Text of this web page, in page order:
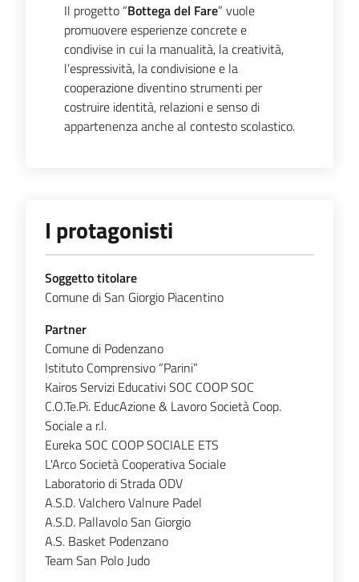
Il progetto “Bottega del Fare” vuole
promuovere esperienze concrete e
condivise in cui la manualità, la creatività,
l’espressività, la condivisione e la
cooperazione diventino strumenti per
costruire identità, relazioni e senso di
appartenenza anche al contesto scolastico.
I protagonisti
Soggetto titolare
Comune di San Giorgio Piacentino
Partner
Comune di Podenzano
Istituto Comprensivo “Parini”
Kairos Servizi Educativi SOC COOP SOC
C.O.Te.Pi. EducAzione & Lavoro Società Coop.
Sociale a r.l.
Eureka SOC COOP SOCIALE ETS
L'Arco Società Cooperativa Sociale
Laboratorio di Strada ODV
A.S.D. Valchero Valnure Padel
A.S.D. Pallavolo San Giorgio
A.S. Basket Podenzano
Team San Polo Judo